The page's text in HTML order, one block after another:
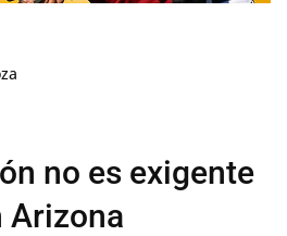
no es exigente
Arizona